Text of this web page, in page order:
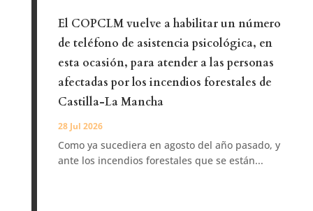
El COPCLM vuelve a habilitar un número
de teléfono de asistencia psicológica, en
esta ocasión, para atender a las personas
afectadas por los incendios forestales de
Castilla-La Mancha
28 Jul 2026
Como ya sucediera en agosto del año pasado, y
ante los incendios forestales que se están...